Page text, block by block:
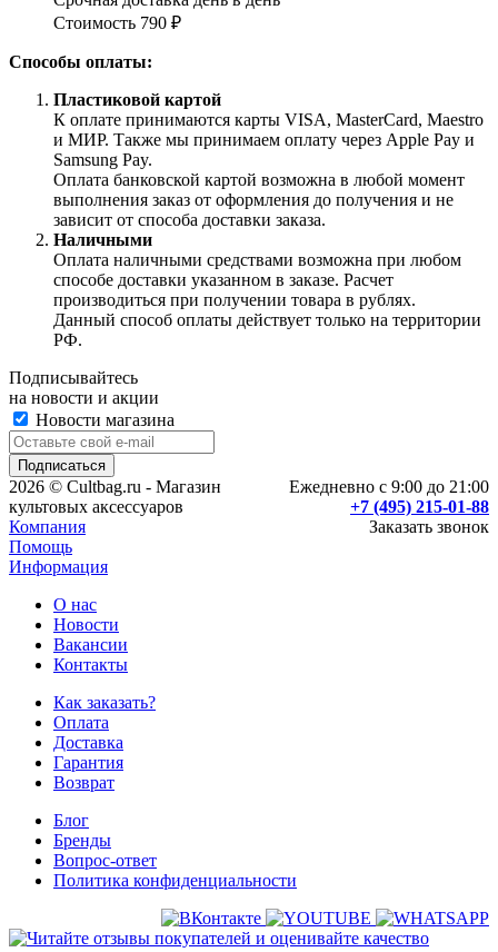
Стоимость 790 ₽
Способы оплаты:
Пластиковой картой
К оплате принимаются карты VISA, MasterCard, Maestro
и МИР. Также мы принимаем оплату через Apple Pay и
Samsung Pay.
Оплата банковской картой возможна в любой момент
выполнения заказ от оформления до получения и не
зависит от способа доставки заказа.
Наличными
Оплата наличными средствами возможна при любом
способе доставки указанном в заказе. Расчет
производиться при получении товара в рублях.
Данный способ оплаты действует только на территории
РФ.
Подписывайтесь
на новости и акции
Новости магазина
Ежедневно с 9:00 до 21:00
+7 (495) 215-01-88
Заказать звонок
2026 © Cultbag.ru - Магазин
культовых аксессуаров
Компания
Помощь
Информация
О нас
Новости
Вакансии
Контакты
Как заказать?
Оплата
Доставка
Гарантия
Возврат
Блог
Бренды
Вопрос-ответ
Политика конфиденциальности